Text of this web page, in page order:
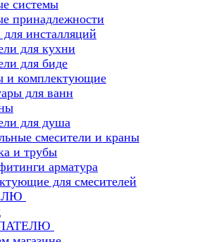
системы
принадлежности
инсталляций
для кухни
для биде
и комплектующие
для ванн
для душа
смесители и краны
и трубы
арматура
для смесителей